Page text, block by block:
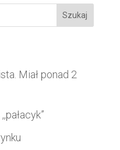
Szukaj
Miał ponad 2